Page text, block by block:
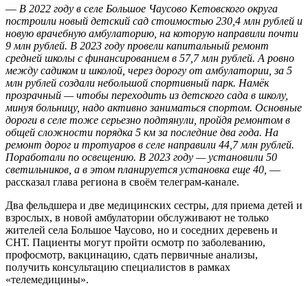
— В 2022 году в селе Большое Чаусово Кетовского округа
построили новый детский сад стоимостью 230,4 млн рублей и
новую врачебную амбулаторию, на которую направили почти
9 млн рублей. В 2023 году провели капитальный ремонт
средней школы с финансированием в 57,7 млн рублей. А ровно
между садиком и школой, через дорогу от амбулатории, за 5
млн рублей создали небольшой спортивный парк. Намёк
прозрачный — чтобы переходить из детского сада в школу,
минуя больницу, надо активно заниматься спортом. Основные
дороги в селе тоже серьезно подтянули, пройдя ремонтом в
общей сложности порядка 5 км за последние два года. На
ремонт дорог и тротуаров в селе направили 44,7 млн рублей.
Поработали по освещению. В 2023 году — установили 50
светильников, а в этом планируется установка еще 40, —
рассказал глава региона в своём телеграм-канале.
Два фельдшера и две медицинских сестры, для приема детей и
взрослых, в новой амбулатории обслуживают не только
жителей села Большое Чаусово, но и соседних деревень и
СНТ. Пациенты могут пройти осмотр по заболеванию,
профосмотр, вакцинацию, сдать первичные анализы,
получить консультацию специалистов в рамках
«телемедицины».